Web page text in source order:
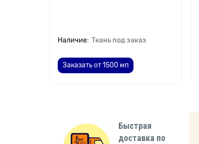
Ткань под заказ
Заказать от 1500 мп
Быстрая
доставка по